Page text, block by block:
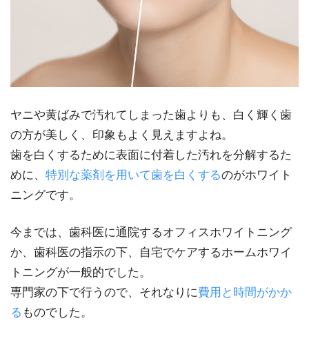
ヤニや黄ばみで汚れてしまった歯よりも、白く輝く歯
の方が美しく、印象もよく見えますよね。
歯を白くするために表面に付着した汚れを分解するた
めに、 特別な薬剤を用いて歯を白くするのがホワイト
ニングです。
今までは、歯科医に通院するオフィスホワイトニング
か、歯科医の指示の下、自宅でケアするホームホワイ
トニングが一般的でした。
専門家の下で行うので、それなりに費用と時間がかか
る ものでした。